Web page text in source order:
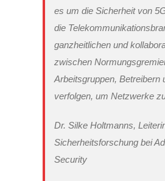
es um die Sicherheit von
die
ganzheitlichen und
zwischen
Arbeitsgruppen, Betreibern
verfolgen, um Netzwerke
Dr. Silke Holtmanns,
Sicherheitsforschung bei
Security